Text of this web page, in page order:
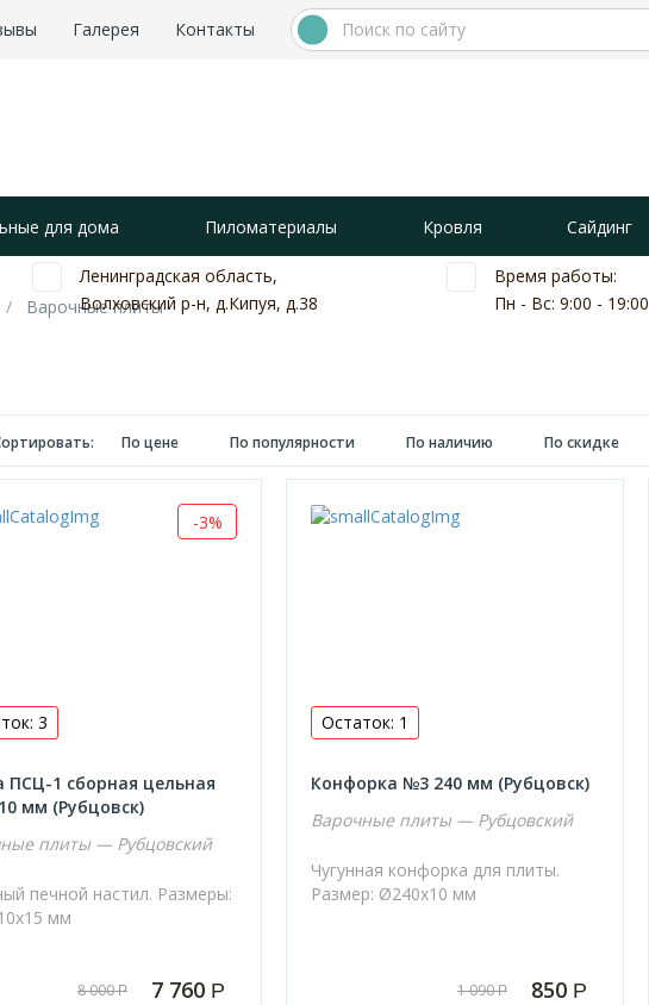
Галерея Контакты
Ленинградская область,
Волховский р-н, д.Кипуя, д.38
Время работы:
Пн - Вс: 9:00 - 19:00
для дома Пиломатериалы Кровля Сайдинг
Варочные плиты
По цене По популярности По наличию По скидке
-3%
3
ПСЦ-1 сборная цельная
мм (Рубцовск)
плиты — Рубцовский
печной настил. Размеры:
мм
8 000Р 7 760 Р
Остаток: 1
Конфорка №3 240 мм (Рубцовск)
Варочные плиты — Рубцовский
Чугунная конфорка для плиты.
Размер: Ø240х10 мм
1 090Р 850 Р